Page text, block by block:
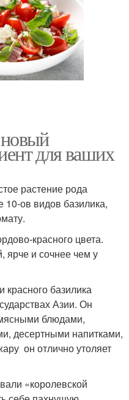
для ваших
растение рода
10-ов видов базилика,
красного цвета.
ярче и сочнее чем у
базилика
Азии. Он
блюдами,
десертными напитками,
он отлично утоляет
«королевской